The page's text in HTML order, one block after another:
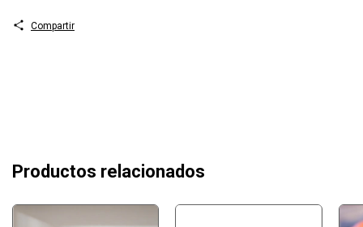
Compartir
Productos relacionados